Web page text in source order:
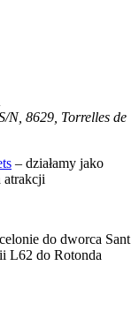
N, 8629, Torrelles de
– działamy jako
atrakcji
do dworca Sant
L62 do Rotonda